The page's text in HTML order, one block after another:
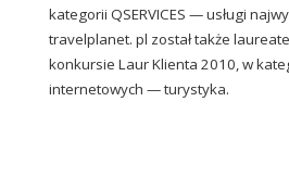
kategorii QSERVICES — usługi
travelplanet. pl został także
konkursie Laur Klienta 2010, w
internetowych — turystyka.